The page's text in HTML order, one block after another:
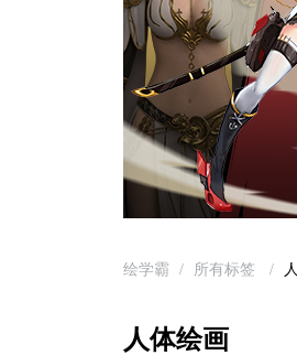
绘学霸 / 所有标签 /
人体绘画